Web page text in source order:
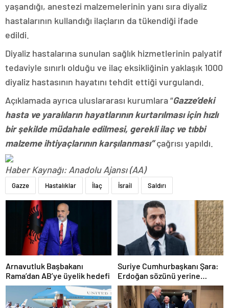
yaşandığı, anestezi malzemelerinin yanı sıra diyaliz
hastalarının kullandığı ilaçların da tükendiği ifade
edildi.
Diyaliz hastalarına sunulan sağlık hizmetlerinin palyatif
tedaviyle sınırlı olduğu ve ilaç eksikliğinin yaklaşık 1000
diyaliz hastasının hayatını tehdit ettiği vurgulandı.
Açıklamada ayrıca uluslararası kurumlara “Gazze’deki
hasta ve yaralıların hayatlarının kurtarılması için hızlı
bir şekilde müdahale edilmesi, gerekli ilaç ve tıbbi
malzeme ihtiyaçlarının karşılanması”çağrısı yapıldı.
Haber Kaynağı: Anadolu Ajansı (AA)
Gazze Hastalıklar İlaç İsrail Saldırı
Arnavutluk Başbakanı
Rama’dan AB’ye üyelik hedefi
Suriye Cumhurbaşkanı Şara:
Erdoğan sözünü yerine
getirdi. Trump’a da çok
teşekkür ederim